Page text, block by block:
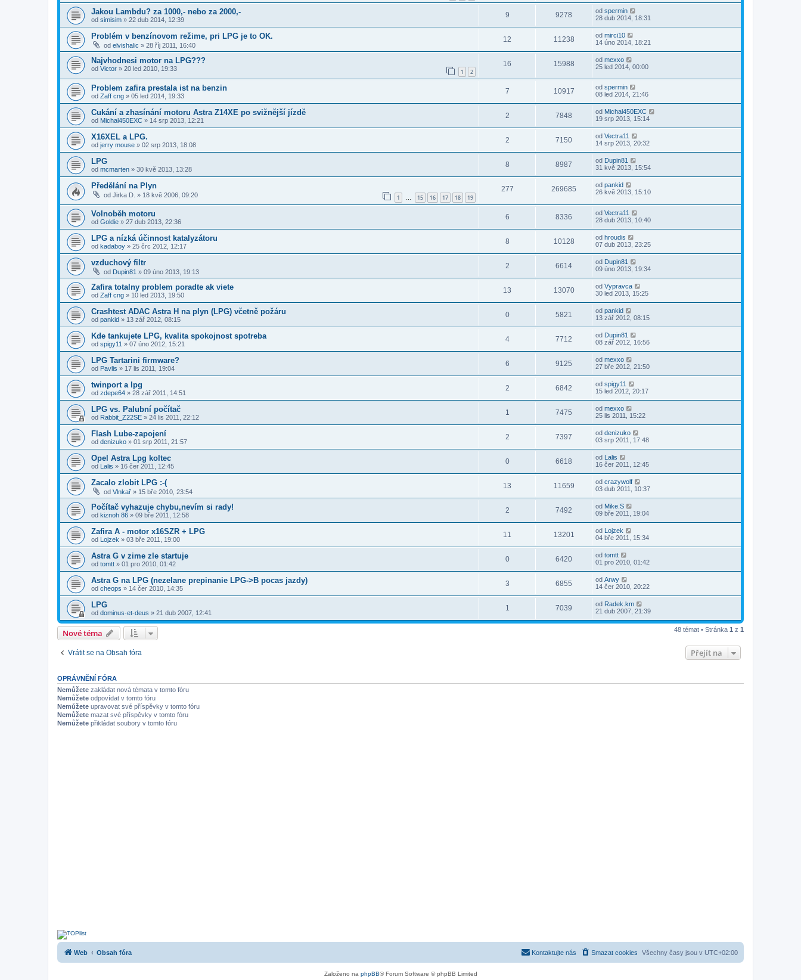
Jakou Lambdu? za 1000,- nebo za 2000,-
od simisim » 22 dub 2014, 12:39
9 9278 od spermin
28 dub 2014, 18:31
Problém v benzínovom režime, pri LPG je to OK.
od elvishalic » 28 říj 2011, 16:40
12 11238 od mirci10
14 úno 2014, 18:21
Najvhodnesi motor na LPG???
od Victor » 20 led 2010, 19:33 1 2
16 15988 od mexxo
25 led 2014, 00:00
Problem zafira prestala ist na benzin
od Zaff cng » 05 led 2014, 19:33
7 10917 od spermin
08 led 2014, 21:46
Cukání a zhasínání motoru Astra Z14XE po svižnější jízdě
od Michal450EXC » 14 srp 2013, 12:21
2 7848 od Michal450EXC
19 srp 2013, 15:14
X16XEL a LPG.
od jerry mouse » 02 srp 2013, 18:08
2 7150 od Vectra11
14 srp 2013, 20:32
LPG
od mcmarten » 30 kvě 2013, 13:28
8 8987 od Dupin81
31 kvě 2013, 15:54
Předělání na Plyn
od Jirka D. » 18 kvě 2006, 09:20 1 … 15 16 17 18 19
277 269685 od pankid
26 kvě 2013, 15:10
Volnoběh motoru
od Goldie » 27 dub 2013, 22:36
6 8336 od Vectra11
28 dub 2013, 10:40
LPG a nízká účinnost katalyzátoru
od kadaboy » 25 črc 2012, 12:17
8 10128 od hroudis
07 dub 2013, 23:25
vzduchový filtr
od Dupin81 » 09 úno 2013, 19:13
2 6614 od Dupin81
09 úno 2013, 19:34
Zafira totalny problem poradte ak viete
od Zaff cng » 10 led 2013, 19:50
13 13070 od Vypravca
30 led 2013, 15:25
Crashtest ADAC Astra H na plyn (LPG) včetně požáru
od pankid » 13 zář 2012, 08:15
0 5821 od pankid
13 zář 2012, 08:15
Kde tankujete LPG, kvalita spokojnost spotreba
od spigy11 » 07 úno 2012, 15:21
4 7712 od Dupin81
08 zář 2012, 16:56
LPG Tartarini firmware?
od Pavlis » 17 lis 2011, 19:04
6 9125 od mexxo
27 bře 2012, 21:50
twinport a lpg
od zdepe64 » 28 zář 2011, 14:51
2 6842 od spigy11
15 led 2012, 20:17
LPG vs. Palubní počítač
od Rabbit_Z22SE » 24 lis 2011, 22:12
1 7475 od mexxo
25 lis 2011, 15:22
Flash Lube-zapojení
od denizuko » 01 srp 2011, 21:57
2 7397 od denizuko
03 srp 2011, 17:48
Opel Astra Lpg koltec
od Lalis » 16 čer 2011, 12:45
0 6618 od Lalis
16 čer 2011, 12:45
Zacalo zlobit LPG :-(
od Vlnkař » 15 bře 2010, 23:54
13 11659 od crazywolf
03 dub 2011, 10:37
Počítač vyhazuje chybu,nevím si rady!
od kiznoh 86 » 09 bře 2011, 12:58
2 7492 od Mike.S
09 bře 2011, 19:04
Zafira A - motor x16SZR + LPG
od Lojzek » 03 bře 2011, 19:00
11 13201 od Lojzek
04 bře 2011, 15:34
Astra G v zime zle startuje
od tomtt » 01 pro 2010, 01:42
0 6420 od tomtt
01 pro 2010, 01:42
Astra G na LPG (nezelane prepinanie LPG->B pocas jazdy)
od cheops » 14 čer 2010, 14:35
3 6855 od Arwy
14 čer 2010, 20:22
LPG
od dominus-et-deus » 21 dub 2007, 12:41
1 7039 od Radek.km
21 dub 2007, 21:39
Nové téma 48 témat • Stránka 1 z 1
Vrátit se na Obsah fóra Přejít na
OPRÁVNĚNÍ FÓRA
Nemůžete zakládat nová témata v tomto fóru
Nemůžete odpovídat v tomto fóru
Nemůžete upravovat své příspěvky v tomto fóru
Nemůžete mazat své příspěvky v tomto fóru
Nemůžete přikládat soubory v tomto fóru
Web Obsah fóra Všechny časy jsou v UTC+02:00
Smazat cookies
Kontaktujte nás
Založeno na phpBB® Forum Software © phpBB Limited